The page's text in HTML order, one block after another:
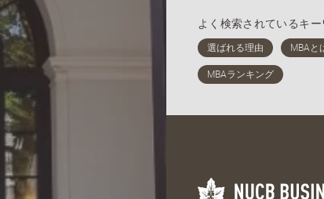
よく検索されているキー